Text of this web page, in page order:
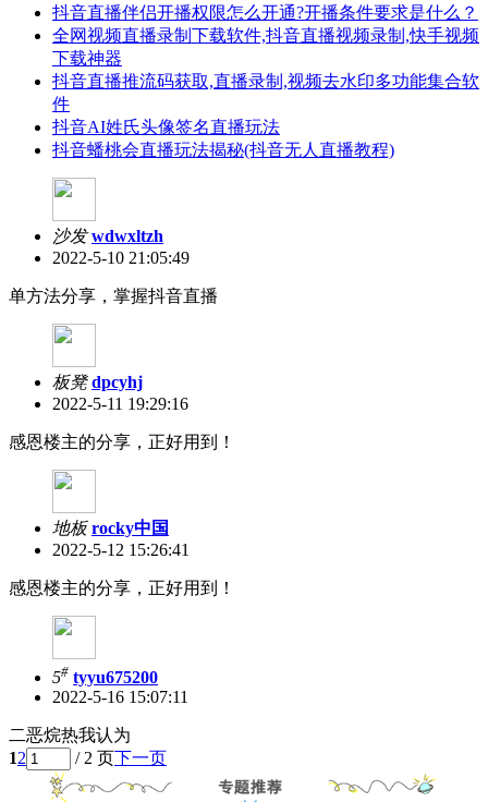
抖音直播伴侣开播权限怎么开通?开播条件要求是什么？
全网视频直播录制下载软件,抖音直播视频录制,快手视频
下载神器
抖音直播推流码获取,直播录制,视频去水印多功能集合软
件
抖音AI姓氏头像签名直播玩法
抖音蟠桃会直播玩法揭秘(抖音无人直播教程)
沙发 wdwxltzh
2022-5-10 21:05:49
单方法分享，掌握抖音直播
板凳 dpcyhj
2022-5-11 19:29:16
感恩楼主的分享，正好用到！
地板 rocky中国
2022-5-12 15:26:41
感恩楼主的分享，正好用到！
5# tyyu675200
2022-5-16 15:07:11
二恶烷热我认为
12 / 2 页下一页